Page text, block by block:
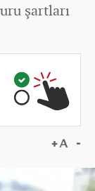
şartları